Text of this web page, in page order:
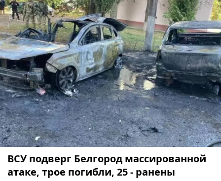
ВСУ подверг Белгород массированной
атаке, трое погибли, 25 - ранены